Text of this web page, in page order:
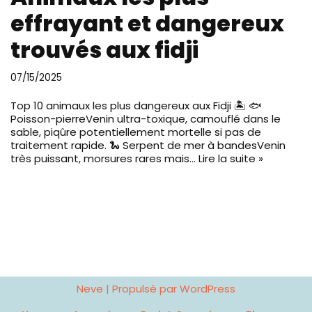
effrayant et dangereux
trouvés aux fidji
07/15/2025
Top 10 animaux les plus dangereux aux Fidji 🏝️ 🐟
Poisson-pierreVenin ultra-toxique, camouflé dans le
sable, piqûre potentiellement mortelle si pas de
traitement rapide. 🐍 Serpent de mer à bandesVenin
très puissant, morsures rares mais… Lire la suite »
Neve | Propulsé parWordPress